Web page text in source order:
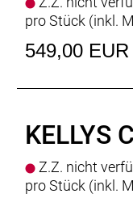
pro Stück (inkl.
549,00 EUR
KELLYS
Z.Z. nicht
pro Stück (inkl.